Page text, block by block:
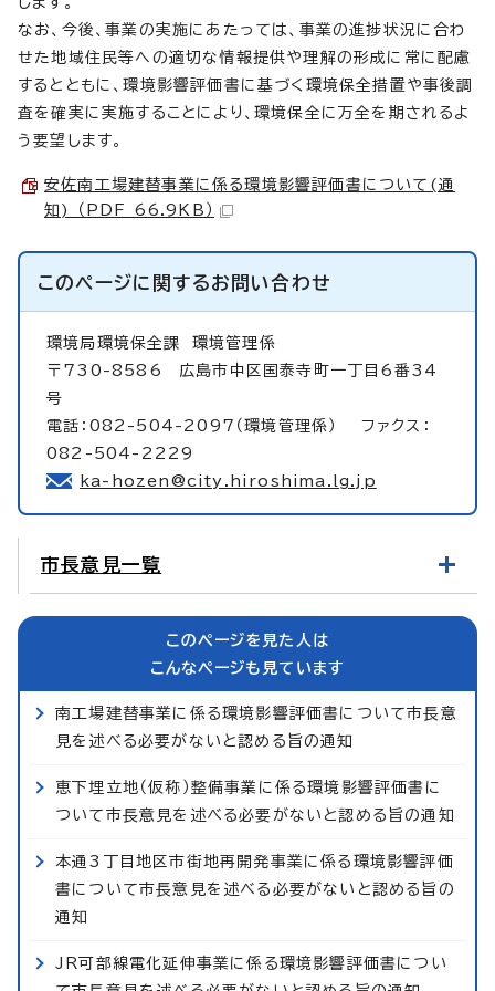
なお、今後、事業の実施にあたっては、事業の進捗状況に合わ
せた地域住民等への適切な情報提供や理解の形成に常に配慮
するとともに、環境影響評価書に基づく環境保全措置や事後調
査を確実に実施することにより、環境保全に万全を期されるよ
う要望します。
安佐南工場建替事業に係る環境影響評価書について(通
知) （PDF 66.9KB）
このページに関するお問い合わせ
環境局環境保全課 環境管理係
〒730-8586 広島市中区国泰寺町一丁目6番34
号
電話：082-504-2097（環境管理係） ファクス：
082-504-2229
ka-hozen@city.hiroshima.lg.jp
市長意見一覧
このページを見た人は
こんなページも見ています
南工場建替事業に係る環境影響評価書について市長意
見を述べる必要がないと認める旨の通知
恵下埋立地（仮称）整備事業に係る環境影響評価書に
ついて市長意見を述べる必要がないと認める旨の通知
本通3丁目地区市街地再開発事業に係る環境影響評価
書について市長意見を述べる必要がないと認める旨の
通知
JR可部線電化延伸事業に係る環境影響評価書につい